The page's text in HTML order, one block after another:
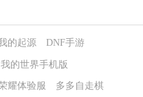
的起源 DNF手游
我的世界手机版
耀体验服 多多自走棋